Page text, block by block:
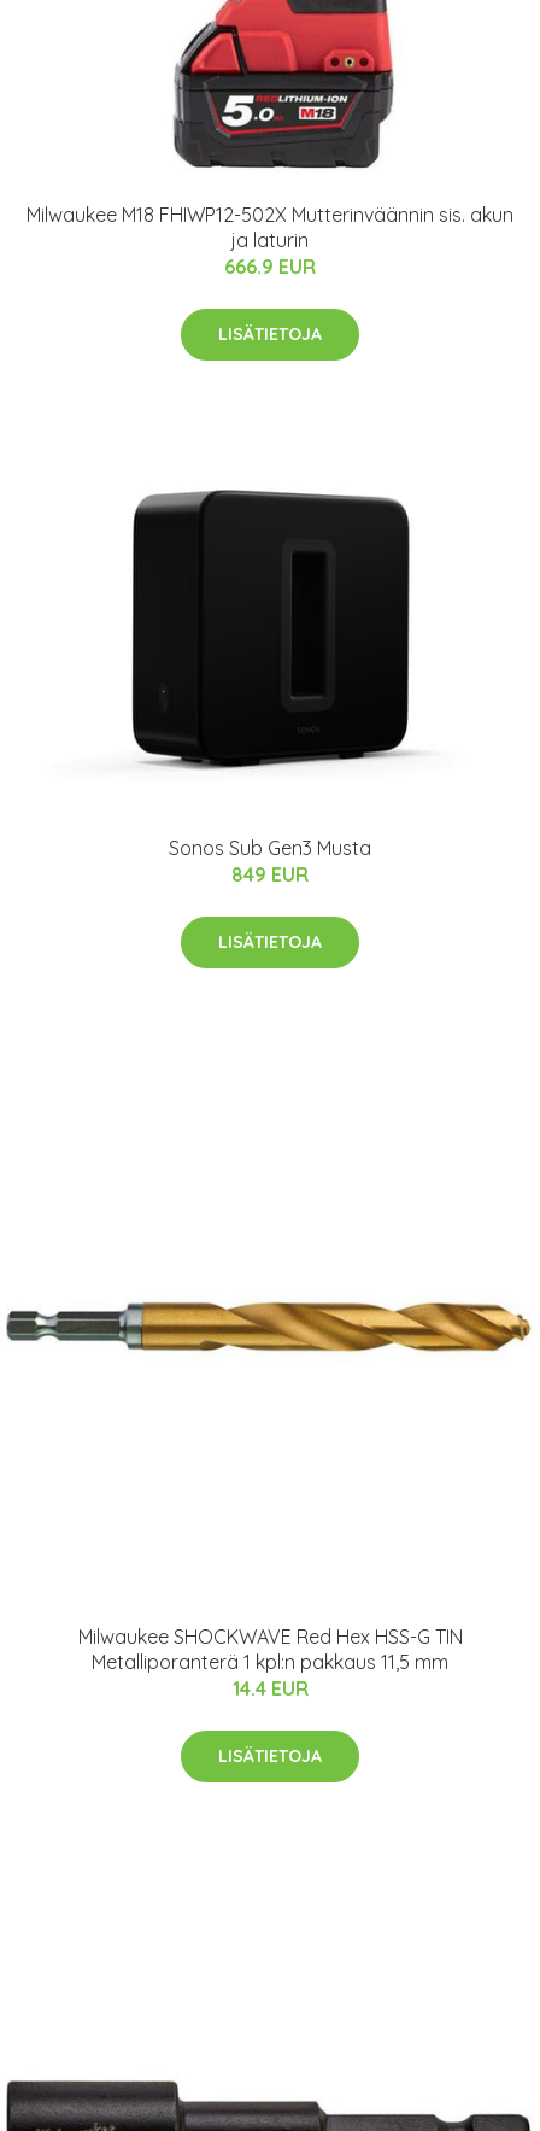
Milwaukee M18 FHIWP12-502X Mutterinväännin sis. akun
ja laturin
666.9 EUR
LISÄTIETOJA
Sonos Sub Gen3 Musta
849 EUR
LISÄTIETOJA
Milwaukee SHOCKWAVE Red Hex HSS-G TIN
Metalliporanterä 1 kpl:n pakkaus 11,5 mm
14.4 EUR
LISÄTIETOJA